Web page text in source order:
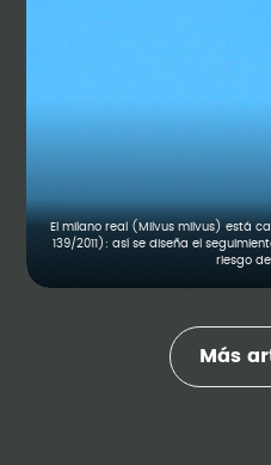
El milano real (Milvus milvus) está
139/2011): así se diseña el
riesgo
Más